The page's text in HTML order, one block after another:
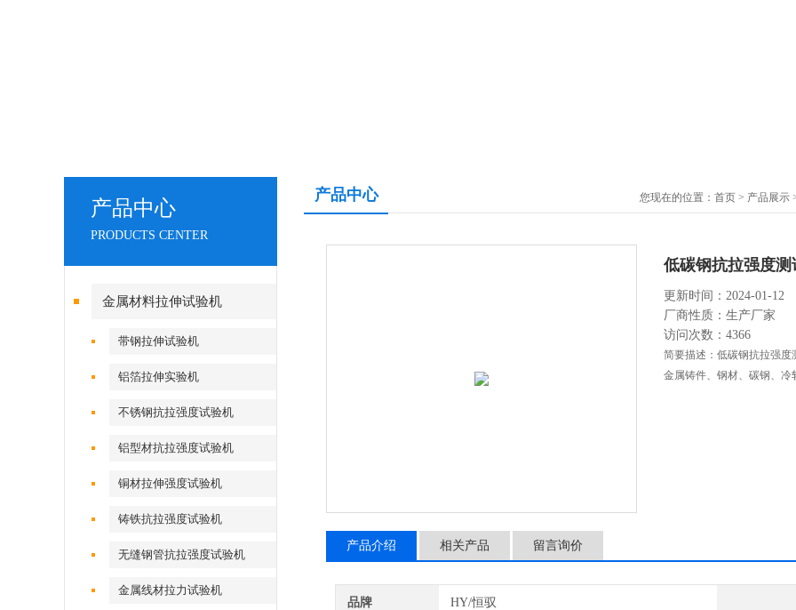
产品中心
PRODUCTS CENTER
金属材料拉伸试验机
带钢拉伸试验机
铝箔拉伸实验机
不锈钢抗拉强度试验机
铝型材抗拉强度试验机
铜材拉伸强度试验机
铸铁抗拉强度试验机
无缝钢管抗拉强度试验机
金属线材拉力试验机
产品中心 您现在的位置： 首页 > 产品展示
低碳钢抗拉强度测
更新时间：2024-01-12
厂商性质：生产厂家
访问次数：4366
简要描述：低碳钢抗拉强
金属铸件、钢材、碳钢、
产品介绍 相关产品 留言询价
品牌 HY/恒驭